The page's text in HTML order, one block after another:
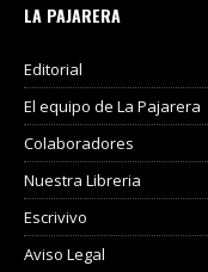
LA PAJARERA
Editorial
El equipo de La Pajarera
Colaboradores
Nuestra Libreria
Escrivivo
Aviso Legal